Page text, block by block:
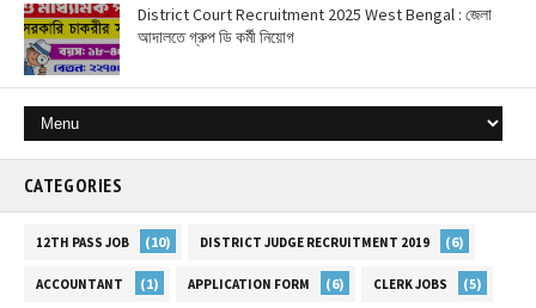
District Court Recruitment 2025 West Bengal : জেলা
আদালতে গ্রুপ ডি কর্মী নিয়োগ
CATEGORIES
12TH PASS JOB (10) DISTRICT JUDGE RECRUITMENT 2019 (6)
ACCOUNTANT (1) APPLICATION FORM (6) CLERK JOBS (5)